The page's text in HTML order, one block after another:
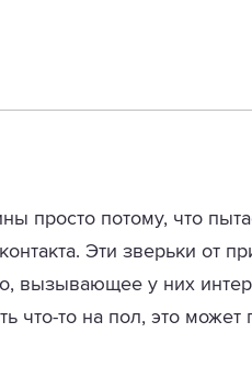
просто потому, что
Эти зверьки от
вызывающее у них
что-то на пол, это может